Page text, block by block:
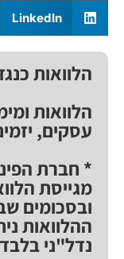
LinkedIn
הלוואות
הלוואות
עסקים,
* חברת
מגייסת
ההלוואות
נדל"ני